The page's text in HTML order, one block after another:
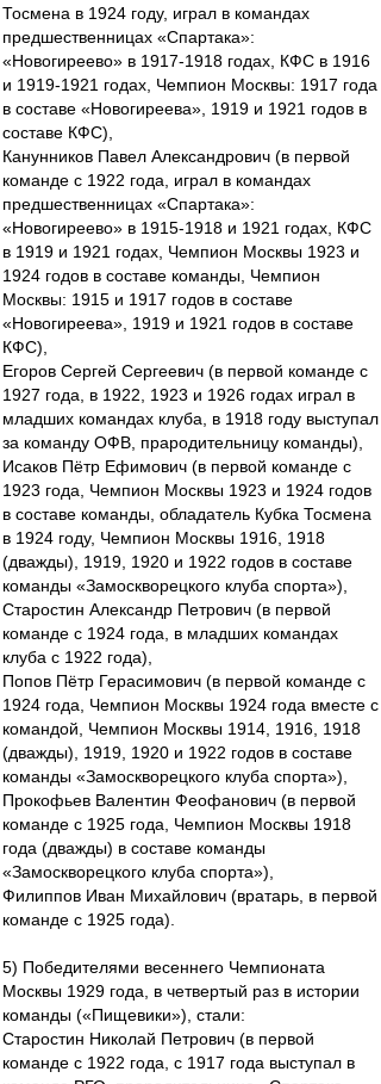
Тосмена в 1924 году, играл в командах
предшественницах «Спартака»:
«Новогиреево» в 1917-1918 годах, КФС в 1916
и 1919-1921 годах, Чемпион Москвы: 1917 года
в составе «Новогиреева», 1919 и 1921 годов в
составе КФС),
Канунников Павел Александрович (в первой
команде с 1922 года, играл в командах
предшественницах «Спартака»:
«Новогиреево» в 1915-1918 и 1921 годах, КФС
в 1919 и 1921 годах, Чемпион Москвы 1923 и
1924 годов в составе команды, Чемпион
Москвы: 1915 и 1917 годов в составе
«Новогиреева», 1919 и 1921 годов в составе
КФС),
Егоров Сергей Сергеевич (в первой команде с
1927 года, в 1922, 1923 и 1926 годах играл в
младших командах клуба, в 1918 году выступал
за команду ОФВ, прародительницу команды),
Исаков Пётр Ефимович (в первой команде с
1923 года, Чемпион Москвы 1923 и 1924 годов
в составе команды, обладатель Кубка Тосмена
в 1924 году, Чемпион Москвы 1916, 1918
(дважды), 1919, 1920 и 1922 годов в составе
команды «Замоскворецкого клуба спорта»),
Старостин Александр Петрович (в первой
команде с 1924 года, в младших командах
клуба с 1922 года),
Попов Пётр Герасимович (в первой команде с
1924 года, Чемпион Москвы 1924 года вместе с
командой, Чемпион Москвы 1914, 1916, 1918
(дважды), 1919, 1920 и 1922 годов в составе
команды «Замоскворецкого клуба спорта»),
Прокофьев Валентин Феофанович (в первой
команде с 1925 года, Чемпион Москвы 1918
года (дважды) в составе команды
«Замоскворецкого клуба спорта»),
Филиппов Иван Михайлович (вратарь, в первой
команде с 1925 года).
5) Победителями весеннего Чемпионата
Москвы 1929 года, в четвертый раз в истории
команды («Пищевики»), стали:
Старостин Николай Петрович (в первой
команде с 1922 года, с 1917 года выступал в